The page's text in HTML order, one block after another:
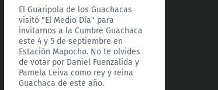
El Guaripola de los Guachacas
visitó "El Medio Día" para
invitarnos a la Cumbre Guachaca
este 4 y 5 de septiembre en
Estación Mapocho. No te olvides
de votar por Daniel Fuenzalida y
Pamela Leiva como rey y reina
Guachaca de este año.